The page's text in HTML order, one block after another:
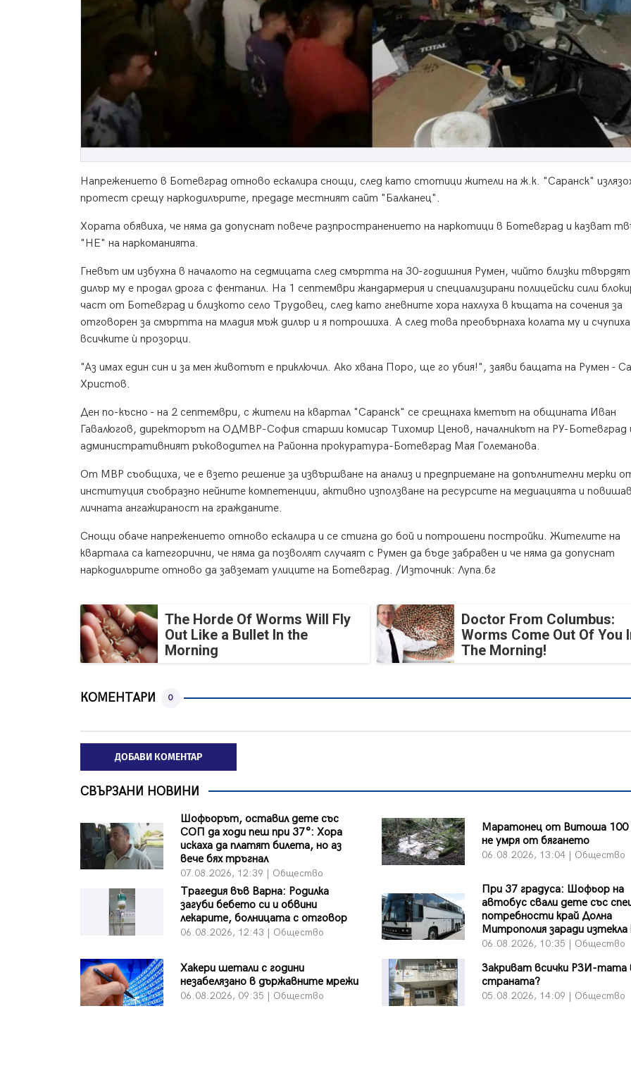
Напрежението в Ботевград отново ескалира снощи, след като стотици жители на ж.к. "Саранск"
протест срещу наркодилърите, предаде местният сайт "Балканец".
Хората обявиха, че няма да допуснат повече разпространението на наркотици в Ботевград и казват
"НЕ" на наркоманията.
Гневът им избухна в началото на седмицата след смъртта на 30-годишния Румен, чийто близки
дилър му е продал дрога с фентанил. На 1 септември жандармерия и специализирани полицейски сили
част от Ботевград и близкото село Трудовец, след като гневните хора нахлуха в къщата на сочения за
отговорен за смъртта на младия мъж дилър и я потрошиха. А след това преобърнаха колата му и счупиха
всичките ѝ прозорци.
"Аз имах един син и за мен животът е приключил. Ако хвана Поро, ще го убия!", заяви бащата на Румен -
Христов.
Ден по-късно - на 2 септември, с жители на квартал "Саранск" се срещнаха кметът на общината Иван
Гавалюгов, директорът на ОДМВР-София старши комисар Тихомир Ценов, началникът на РУ-Ботевград
административният ръководител на Районна прокуратура-Ботевград Мая Големанова.
От МВР съобщиха, че е взето решение за извършване на анализ и предприемане на допълнителни мерки
институция съобразно нейните компетенции, активно използване на ресурсите на медиацията и
личната ангажираност на гражданите.
Снощи обаче напрежението отново ескалира и се стигна до бой и потрошени постройки. Жителите на
квартала са категорични, че няма да позволят случаят с Румен да бъде забравен и че няма да допуснат
наркодилърите отново да завземат улиците на Ботевград. /Източник: Лупа.бг
The Horde Of Worms Will Fly
Out Like a Bullet In the
Morning
Doctor From Columbus:
Worms Come Out Of You
The Morning!
КОМЕНТАРИ 0
ДОБАВИ КОМЕНТАР
СВЪРЗАНИ НОВИНИ
Шофьорът, оставил дете със
СОП да ходи пеш при 37°: Хора
искаха да платят билета, но аз
вече бях тръгнал
07.08.2026, 12:39 | Общество
Маратонец от Витоша 100
не умря от бягането
06.08.2026, 13:04 | Общество
Трагедия във Варна: Родилка
загуби бебето си и обвини
лекарите, болницата с отговор
06.08.2026, 12:43 | Общество
При 37 градуса: Шофьор на
автобус свали дете със
потребности край Долна
Митрополия заради
06.08.2026, 10:35 | Общество
Хакери шетали с години
незабелязано в държавните мрежи
06.08.2026, 09:35 | Общество
Закриват всички РЗИ-тата
страната?
05.08.2026, 14:09 | Общество